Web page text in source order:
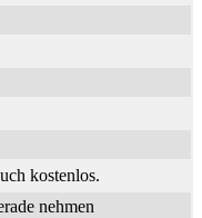
kostenlos.
nehmen